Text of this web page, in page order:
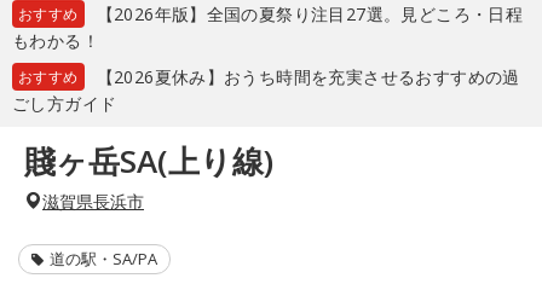
おすすめ
【2026年版】全国の夏祭り注目27選。見どころ・日程
もわかる！
おすすめ
【2026夏休み】おうち時間を充実させるおすすめの過
ごし方ガイド
賤ヶ岳SA(上り線)
滋賀県長浜市
道の駅・SA/PA